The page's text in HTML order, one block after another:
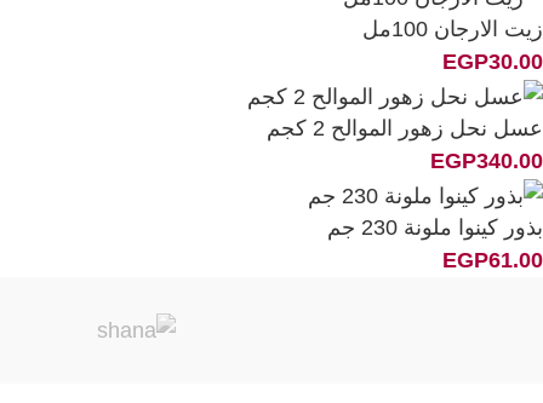
زيت الارجان 100مل
EGP30.00
عسل نحل زهور الموالح 2 كجم
EGP340.00
بذور كينوا ملونة 230 جم
EGP61.00